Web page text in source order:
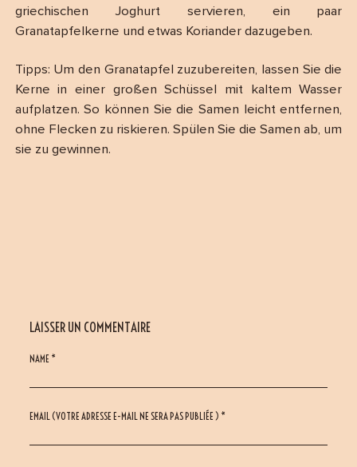
griechischen Joghurt servieren, ein paar
Granatapfelkerne und etwas Koriander dazugeben.
Tipps: Um den Granatapfel zuzubereiten, lassen Sie die
Kerne in einer großen Schüssel mit kaltem Wasser
aufplatzen. So können Sie die Samen leicht entfernen,
ohne Flecken zu riskieren. Spülen Sie die Samen ab, um
sie zu gewinnen.
LAISSER UN COMMENTAIRE
NAME *
EMAIL (VOTRE ADRESSE E-MAIL NE SERA PAS PUBLIÉE ) *